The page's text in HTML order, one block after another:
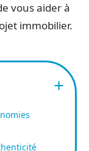
vous aider à
immobilier.